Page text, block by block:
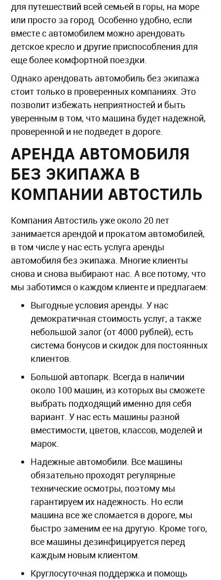
для путешествий всей семьей в горы, на море
или просто за город. Особенно удобно, если
вместе с автомобилем можно арендовать
детское кресло и другие приспособления для
еще более комфортной поездки.
Однако арендовать автомобиль без экипажа
стоит только в проверенных компаниях. Это
позволит избежать неприятностей и быть
уверенным в том, что машина будет надежной,
проверенной и не подведет в дороге.
АРЕНДА АВТОМОБИЛЯ
БЕЗ ЭКИПАЖА В
КОМПАНИИ АВТОСТИЛЬ
Компания Автостиль уже около 20 лет
занимается арендой и прокатом автомобилей,
в том числе у нас есть услуга аренды
автомобиля без экипажа. Многие клиенты
снова и снова выбирают нас. А все потому, что
мы заботимся о каждом клиенте и предлагаем:
Выгодные условия аренды. У нас
демократичная стоимость услуг, а также
небольшой залог (от 4000 рублей), есть
система бонусов и скидок для постоянных
клиентов.
Большой автопарк. Всегда в наличии
около 100 машин, из которых вы сможете
выбрать подходящий именно для себя
вариант. У нас есть машины разной
вместимости, цветов, классов, моделей и
марок.
Надежные автомобили. Все машины
обязательно проходят регулярные
технические осмотры, поэтому мы
гарантируем их надежность. Но если
машина все же сломается в дороге, мы
быстро заменим ее на другую. Кроме того,
все машины дезинфицируется перед
каждым новым клиентом.
Круглосуточная поддержка и помощь